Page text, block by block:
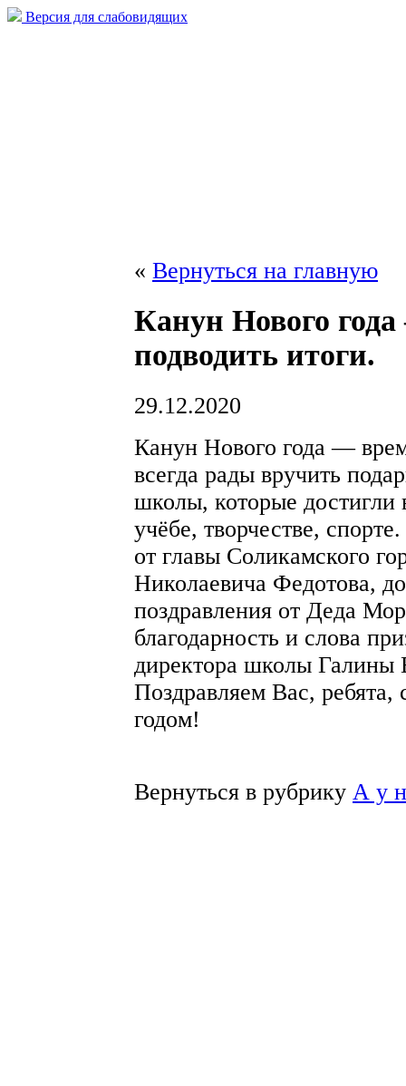
Версия для слабовидящих
« Вернуться на главную
Канун Нового
подводить итоги.
29.12.2020
Канун Нового года —
всегда рады вручить
школы, которые достигли
учёбе, творчестве,
от главы Соликамского
Николаевича Федотова,
поздравления от Деда
благодарность и слова
директора школы
Поздравляем Вас,
годом!
Вернуться в рубрику А у